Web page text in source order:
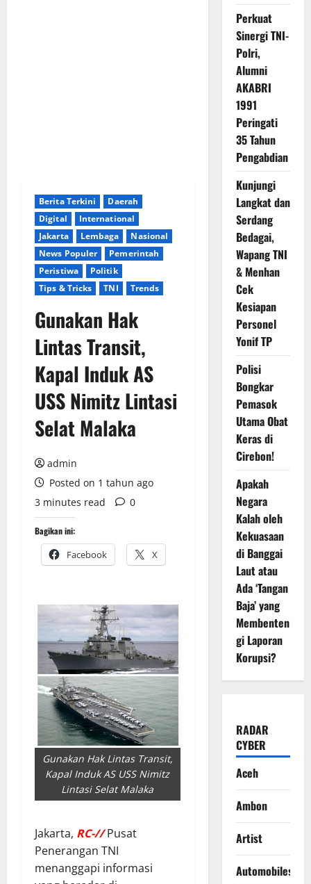
Berita Terkini
Daerah
Digital
International
Jakarta
Lembaga
Nasional
News Populer
Pemerintah
Peristiwa
Politik
Tips & Tricks
TNI Trends
Gunakan Hak
Lintas Transit,
Kapal Induk AS
USS Nimitz Lintasi
Selat Malaka
admin
Posted on 1 tahun ago
3 minutes read
0
Bagikan ini:
Facebook X
Gunakan Hak Lintas Transit,
Kapal Induk AS USS Nimitz
Lintasi Selat Malaka
Jakarta, RC-//Pusat
Penerangan TNI
menanggapi informasi
Perkuat
Sinergi TNI-
Polri,
Alumni
AKABRI
1991
Peringati
35 Tahun
Pengabdian
Kunjungi
Langkat dan
Serdang
Bedagai,
Wapang TNI
& Menhan
Cek
Kesiapan
Personel
Yonif TP
Polisi
Bongkar
Pemasok
Utama Obat
Keras di
Cirebon!
Apakah
Negara
Kalah oleh
Kekuasaan
di Banggai
Laut atau
Ada ‘Tangan
Baja’ yang
Membenten
gi Laporan
Korupsi?
RADAR
CYBER
Aceh
Ambon
Artist
Automobiles